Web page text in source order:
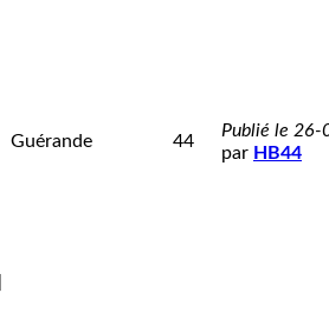
Guérande 44
Publié le 26-
par HB44